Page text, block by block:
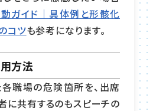
ガイド｜具体例と形骸化
コツも参考になります。
方法
職場の危険箇所を、出席
に共有するのもスピーチの